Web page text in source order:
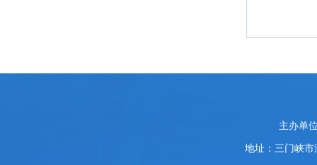
主办单
地址：三门峡